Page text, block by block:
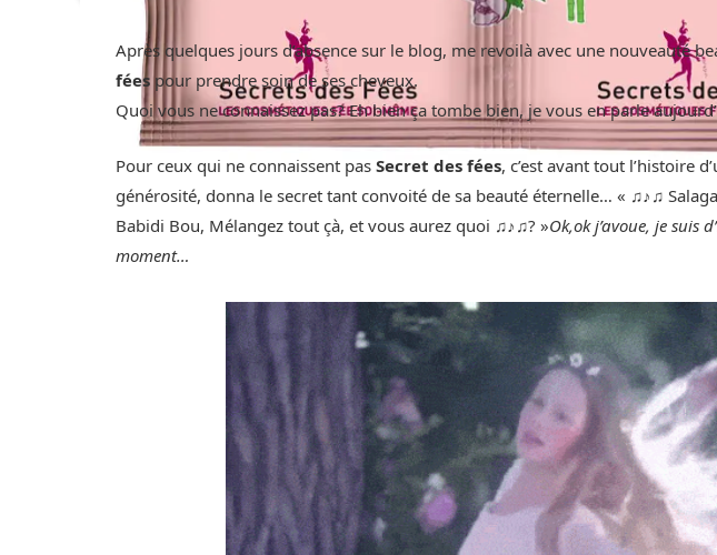
Après quelques jours d’absence sur le blog, me revoilà avec une nouveauté
fées pour prendre soin de ses cheveux.
Quoi vous ne connaissez pas? Eh bien ça tombe bien, je vous en parle
Pour ceux qui ne connaissent pas Secret des fées, c’est avant tout l’histoire
générosité, donna le secret tant convoité de sa beauté éternelle… « ♫♪♫
Babidi Bou, Mélangez tout çà, et vous aurez quoi ♫♪♫? »Ok,ok j’avoue, je suis
moment…